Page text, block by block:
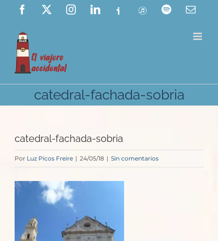
Saltar
contenido
Facebook InstagramLinkedIn
Ivoox ITunes Spotify
catedral-fachada-sobria
catedral-fachada-sobria
Por Luz Picos Freire | 24/05/18 | Sin comentarios